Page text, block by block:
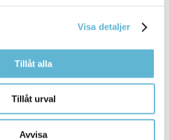
Visa detaljer
Tillåt alla
Tillåt urval
Avvisa
48